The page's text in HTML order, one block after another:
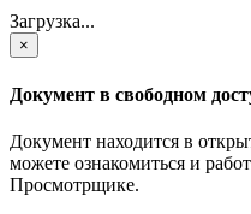
Загрузка...
×
Документ в свободном
Документ находится в
можете ознакомиться и
Просмотрщике.